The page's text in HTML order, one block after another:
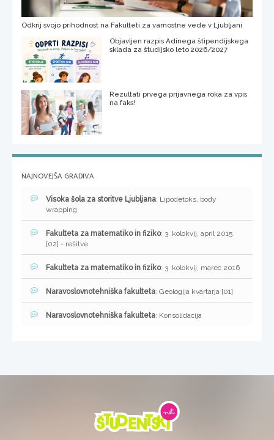
Odkrij svojo prihodnost na Fakulteti za varnostne vede v Ljubljani
Objavljen razpis Adinega štipendijskega
sklada za študijsko leto 2026/2027
Rezultati prvega prijavnega roka za vpis
na faks!
NAJNOVEJŠA GRADIVA
Visoka šola za storitve Ljubljana: Lipodetoks, body
wrapping
Fakulteta za matematiko in fiziko: 3. kolokvij, april 2015
[02] - rešitve
Fakulteta za matematiko in fiziko: 3. kolokvij, marec 2016
Naravoslovnotehniška fakulteta: Geologija kvartarja [01]
Naravoslovnotehniška fakulteta: Konsolidacija